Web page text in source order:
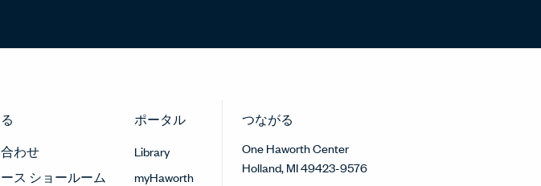
わせ
ス ショールーム
ポータル
Library
myHaworth
つながる
One Haworth Center
Holland, MI 49423-9576